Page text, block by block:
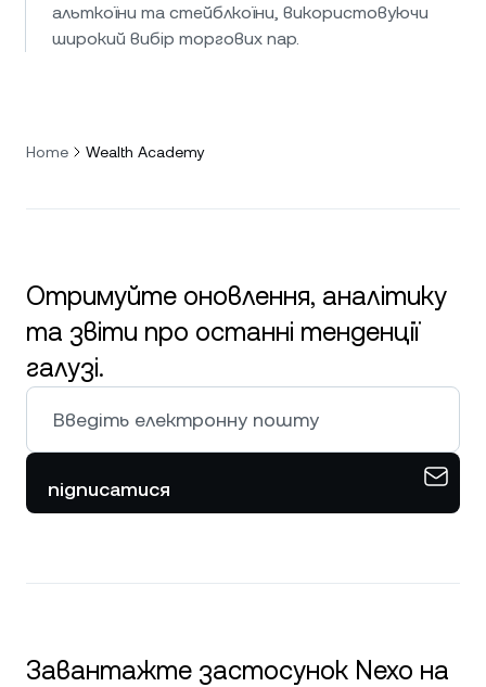
альткоїни та стейблкоїни, використовуючи
широкий вибір торгових пар.
Home Wealth Academy
Отримуйте оновлення, аналітику
та звіти про останні тенденції
галузі.
підписатися
Завантажте застосунок Nexo на